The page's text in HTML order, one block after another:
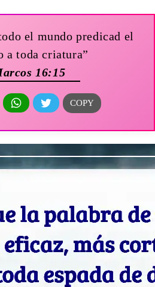
el mundo predicad el
a toda criatura”
16:15